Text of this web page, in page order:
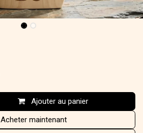
Ajouter au panier
Acheter maintenant